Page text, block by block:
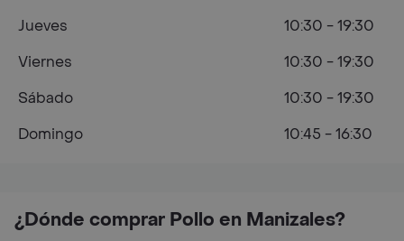
¿Dónde comprar Pollo en Manizales?
Jueves
10:30 - 19:30
Viernes
10:30 - 19:30
Sábado
10:30 - 19:30
Domingo
10:45 - 16:30